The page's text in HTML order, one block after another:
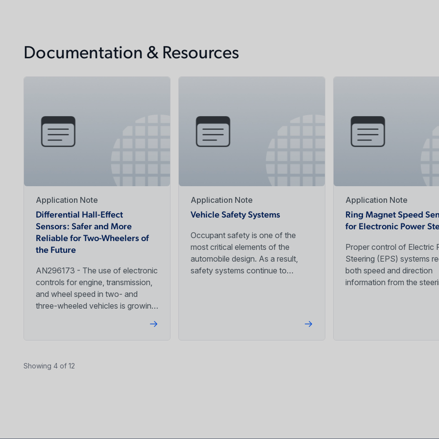
Documentation & Resources
Application Note
Differential Hall-Effect
Sensors: Safer and More
Reliable for Two-Wheelers of
the Future
AN296173 - The use of electronic
controls for engine, transmission,
and wheel speed in two- and
three-wheeled vehicles is growing,
worldwide.
Application Note
Vehicle Safety Systems
Occupant safety is one of the
most critical elements of the
automobile design. As a result,
safety systems continue to
Application Note
Ring Magnet Speed
for Electronic Power
Proper control of Electric
Steering (EPS) systems
both speed and direction
information from the
Showing 4 of 12